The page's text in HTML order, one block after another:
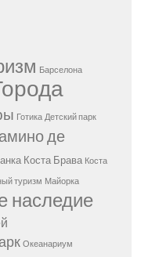
Барселона
Готика Детский парк
де
Коста Брава Коста
туризм Майорка
наследие
Океанариум